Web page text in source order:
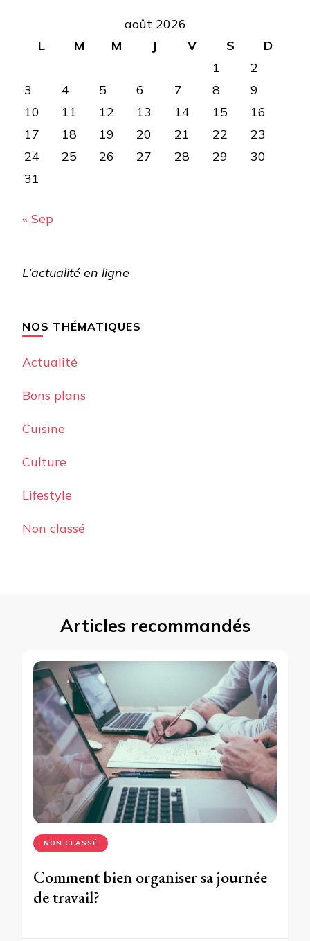
août 2026
L
M M J V S
D
1
2
3
4 5 6 7 8
9
10
11 12 13 14 15
16
17
18 19 20 21 22
23
24
25 26 27 28 29
30
31
« Sep
L’actualité en ligne
NOS THÉMATIQUES
Actualité
Bons plans
Cuisine
Culture
Lifestyle
Non classé
Articles recommandés
NON CLASSÉ
Comment bien organiser sa journée
de travail?